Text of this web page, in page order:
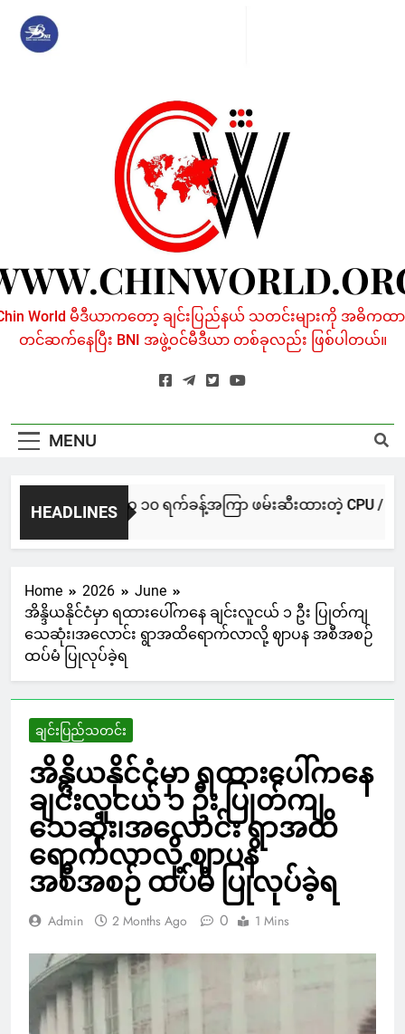
content
World မီဒီယာကတော့ ချင်းပြည်နယ် သတင်းများကို အဓိကထာ
တင်ဆက်နေပြီး BNI အဖွဲ့ဝင်မီဒီယာ တစ်ခုလည်း ဖြစ်ပါတယ်။
MENU
HEADLINES
NUG မကွေးအဖွဲ့က ၁၀ ရက်ခန့်အကြာ ဖမ်းဆီးထားတဲ့ CPU /
20 Hours Ago
Home 2026
June
အိန္ဒိယနိုင်ငံမှာ ရထားပေါ်ကနေ ချင်းလူငယ် ၁ ဦး ပြုတ်ကျ
သေဆုံး၊အလောင်း ရွာအထိရောက်လာလို့ ဈာပန အစီအစဉ်
ထပ်မံ ပြုလုပ်ခဲ့ရ
ချင်းပြည်သတင်း
အိန္ဒိယနိုင်ငံမှာ ရထားပေါ်ကနေ
ချင်းလူငယ် ၁ ဦး ပြုတ်ကျ
သေဆုံး၊အလောင်း ရွာအထိ
ရောက်လာလို့ ဈာပန
အစီအစဉ် ထပ်မံ ပြုလုပ်ခဲ့ရ
Admin 2 Months Ago 0 1 Mins